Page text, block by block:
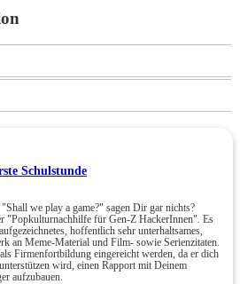
Schulstunde
we play a game?" sagen Dir gar nichts?
"Popkulturnachhilfe für Gen-Z HackerInnen". Es
hoffentlich sehr unterhaltsames,
an Meme-Material und Film- sowie Serienzitaten.
Firmenfortbildung eingereicht werden, da er dich
wird, einen Rapport mit Deinem
aufzubauen.